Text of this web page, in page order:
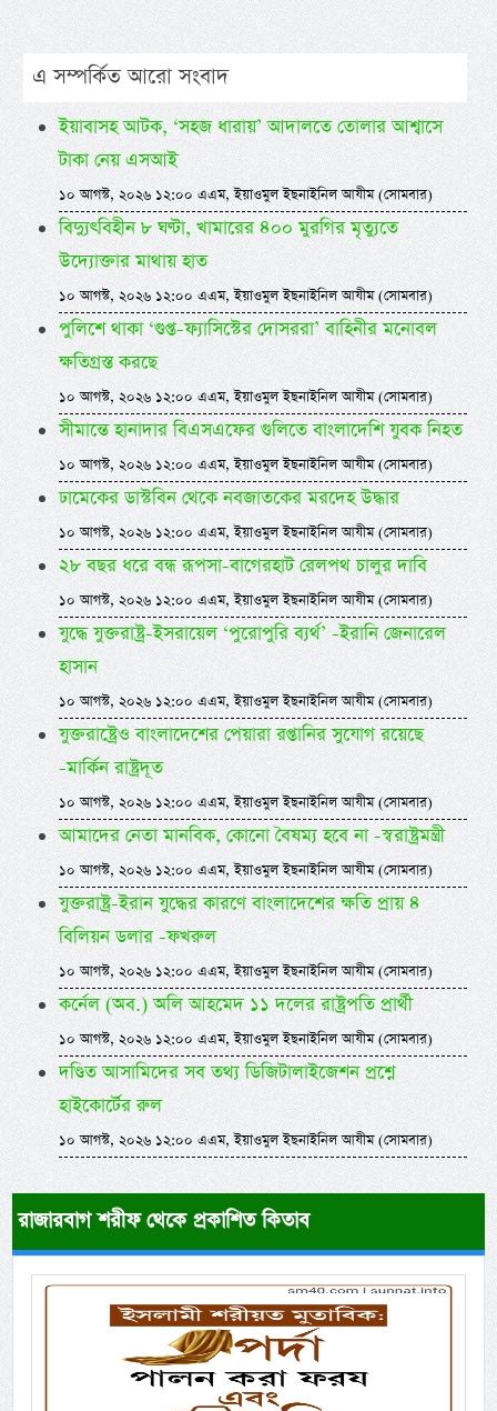
এ সম্পর্কিত আরো সংবাদ
ইয়াবাসহ আটক, ‘সহজ ধারায়’ আদালতে তোলার আশ্বাসে
টাকা নেয় এসআই
১০ আগস্ট, ২০২৬ ১২:০০ এএম, ইয়াওমুল ইছনাইনিল আযীম (সোমবার)
বিদ্যুৎবিহীন ৮ ঘণ্টা, খামারের ৪০০ মুরগির মৃত্যুতে
উদ্যোক্তার মাথায় হাত
১০ আগস্ট, ২০২৬ ১২:০০ এএম, ইয়াওমুল ইছনাইনিল আযীম (সোমবার)
পুলিশে থাকা ‘গুপ্ত-ফ্যাসিস্টের দোসররা’ বাহিনীর মনোবল
ক্ষতিগ্রস্ত করছে
১০ আগস্ট, ২০২৬ ১২:০০ এএম, ইয়াওমুল ইছনাইনিল আযীম (সোমবার)
সীমান্তে হানাদার বিএসএফের গুলিতে বাংলাদেশি যুবক নিহত
১০ আগস্ট, ২০২৬ ১২:০০ এএম, ইয়াওমুল ইছনাইনিল আযীম (সোমবার)
ঢামেকের ডাস্টবিন থেকে নবজাতকের মরদেহ উদ্ধার
১০ আগস্ট, ২০২৬ ১২:০০ এএম, ইয়াওমুল ইছনাইনিল আযীম (সোমবার)
২৮ বছর ধরে বন্ধ রূপসা-বাগেরহাট রেলপথ চালুর দাবি
১০ আগস্ট, ২০২৬ ১২:০০ এএম, ইয়াওমুল ইছনাইনিল আযীম (সোমবার)
যুদ্ধে যুক্তরাষ্ট্র-ইসরায়েল ‘পুরোপুরি ব্যর্থ’ -ইরানি জেনারেল
হাসান
১০ আগস্ট, ২০২৬ ১২:০০ এএম, ইয়াওমুল ইছনাইনিল আযীম (সোমবার)
যুক্তরাষ্ট্রেও বাংলাদেশের পেয়ারা রপ্তানির সুযোগ রয়েছে
-মার্কিন রাষ্ট্রদূত
১০ আগস্ট, ২০২৬ ১২:০০ এএম, ইয়াওমুল ইছনাইনিল আযীম (সোমবার)
আমাদের নেতা মানবিক, কোনো বৈষম্য হবে না -স্বরাষ্ট্রমন্ত্রী
১০ আগস্ট, ২০২৬ ১২:০০ এএম, ইয়াওমুল ইছনাইনিল আযীম (সোমবার)
যুক্তরাষ্ট্র-ইরান যুদ্ধের কারণে বাংলাদেশের ক্ষতি প্রায় ৪
বিলিয়ন ডলার -ফখরুল
১০ আগস্ট, ২০২৬ ১২:০০ এএম, ইয়াওমুল ইছনাইনিল আযীম (সোমবার)
কর্নেল (অব.) অলি আহমেদ ১১ দলের রাষ্ট্রপতি প্রার্থী
১০ আগস্ট, ২০২৬ ১২:০০ এএম, ইয়াওমুল ইছনাইনিল আযীম (সোমবার)
দণ্ডিত আসামিদের সব তথ্য ডিজিটালাইজেশন প্রশ্নে
হাইকোর্টের রুল
১০ আগস্ট, ২০২৬ ১২:০০ এএম, ইয়াওমুল ইছনাইনিল আযীম (সোমবার)
রাজারবাগ শরীফ থেকে প্রকাশিত কিতাব